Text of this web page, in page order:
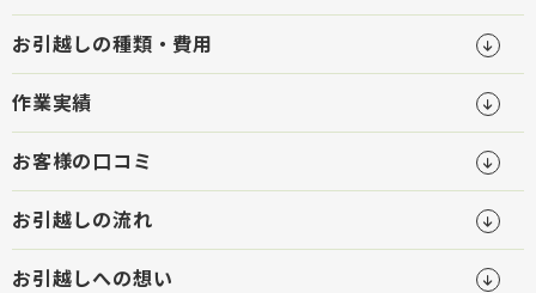
お引越しの種類・費用
作業実績
お客様の口コミ
お引越しの流れ
お引越しへの想い